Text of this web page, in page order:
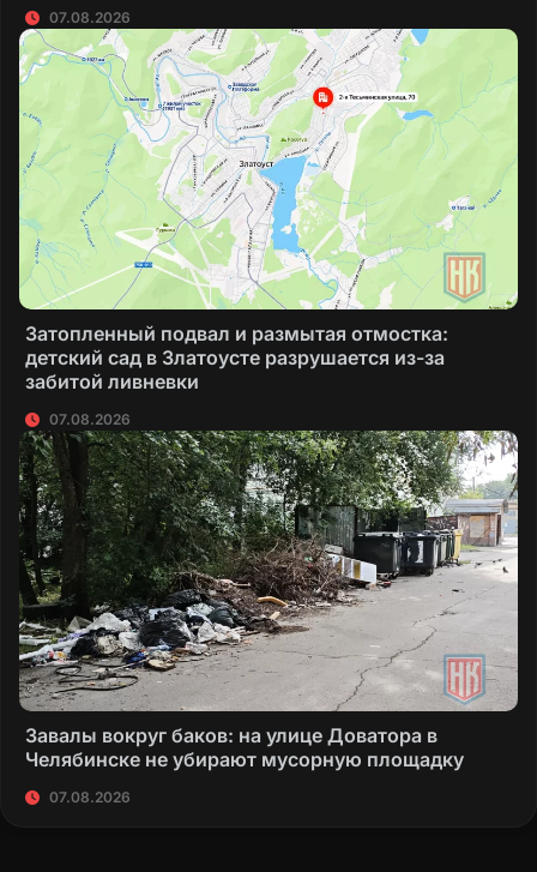
07.08.2026
Затопленный подвал и размытая отмостка:
детский сад в Златоусте разрушается из-за
забитой ливневки
07.08.2026
Завалы вокруг баков: на улице Доватора в
Челябинске не убирают мусорную площадку
07.08.2026